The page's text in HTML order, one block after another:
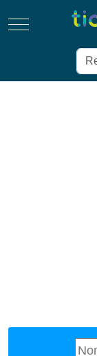
Mobile Menu